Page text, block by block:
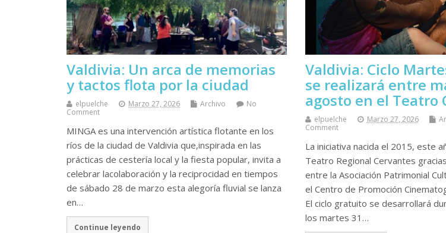
Valdivia: Un arca de memorias
y tactos flota por la ciudad
elpuelche Marzo 27, 2026 Archivo
No
Comment
MINGA es una intervención artística flotante en los
ríos de la ciudad de Valdivia que,inspirada en las
prácticas de cestería local y la fiesta popular, invita a
celebrar lacolaboración y la reciprocidad en tiempos
de sábado 28 de marzo esta alegoría fluvial se lanza
en…
Continue leyendo
Valdivia: Ciclo
se realizará entre
agosto en el Teatro
elpuelche Marzo 27, 2026
Comment
La iniciativa nacida el 2015, este
Teatro Regional Cervantes
entre la Asociación Patrimonial
el Centro de Promoción
El ciclo gratuito se desarrollará
los martes 31…